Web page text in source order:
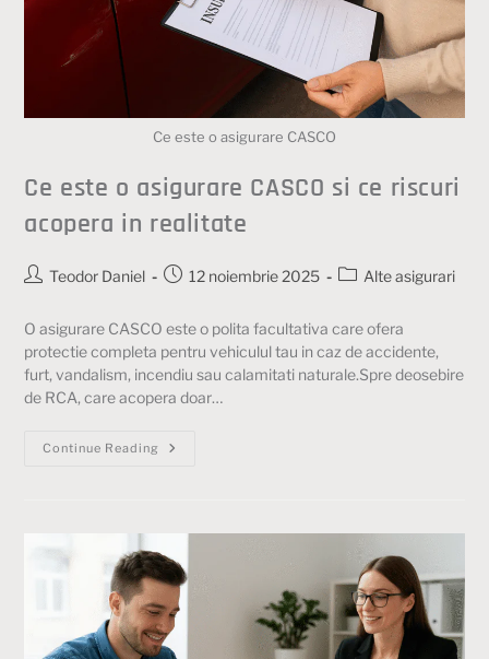
Ce este o asigurare CASCO
Ce este o asigurare CASCO si ce riscuri
acopera in realitate
Teodor Daniel 12 noiembrie 2025 Alte asigurari
O asigurare CASCO este o polita facultativa care ofera
protectie completa pentru vehiculul tau in caz de accidente,
furt, vandalism, incendiu sau calamitati naturale.Spre deosebire
de RCA, care acopera doar…
Continue Reading